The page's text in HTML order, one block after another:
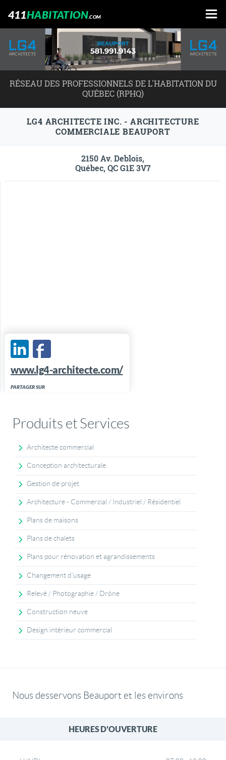
411HABITATION.COM
RÉSEAU DES PROFESSIONNELS DE L'HABITATION DU
QUÉBEC (RPHQ)
LG4 ARCHITECTE INC. - ARCHITECTURE
COMMERCIALE BEAUPORT
2150 Av. Deblois,
Québec, QC G1E 3V7
www.lg4-architecte.com/
PARTAGER SUR
Produits et Services
Architecte commercial
Conception architecturale
Gestion de projet
Architecture - Commercial / Industriel / Résidentiel
Plans de maisons
Plans de chalets
Plans pour rénovation et agrandissements
Changement d'usage
Relevé / Photographie / Drône
Construction neuve
Design intérieur commercial
Nous desservons Beauport et les environs
HEURES D'OUVERTURE